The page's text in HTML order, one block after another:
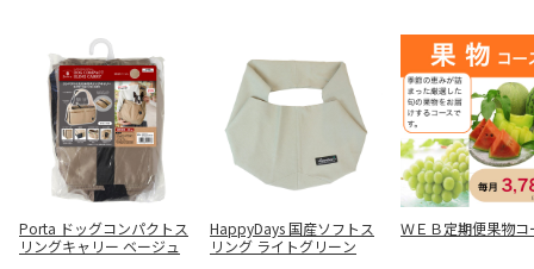
Porta ドッグコンパクトス
リングキャリー ベージュ
HappyDays 国産ソフトス
リング ライトグリーン
ＷＥＢ定期便果物コ